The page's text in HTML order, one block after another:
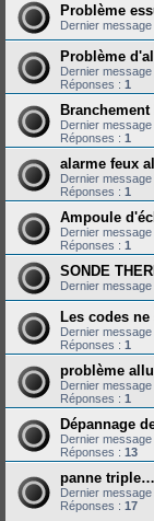
Problème
Dernier
Problème
Dernier
Réponses : 1
Dernier
Réponses : 1
alarme feux
Dernier
Réponses : 1
Ampoule
Dernier
Réponses : 1
SONDE
Dernier
Les codes
Dernier
Réponses : 1
problème
Dernier
Réponses : 1
Dépannage
Dernier
Réponses : 13
panne
Dernier
Réponses : 17